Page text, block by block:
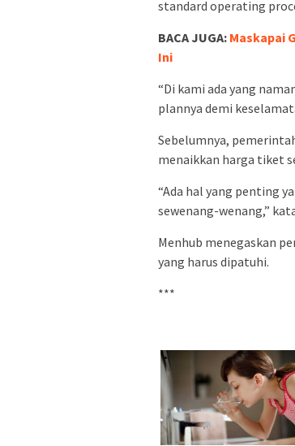
standard operating
BACA JUGA: Maskapai
Ini
“Di kami ada yang
plannya demi
Sebelumnya,
menaikkan harga tiket
“Ada hal yang penting
sewenang-wenang,”
Menhub menegaskan
yang harus dipatuhi.
***